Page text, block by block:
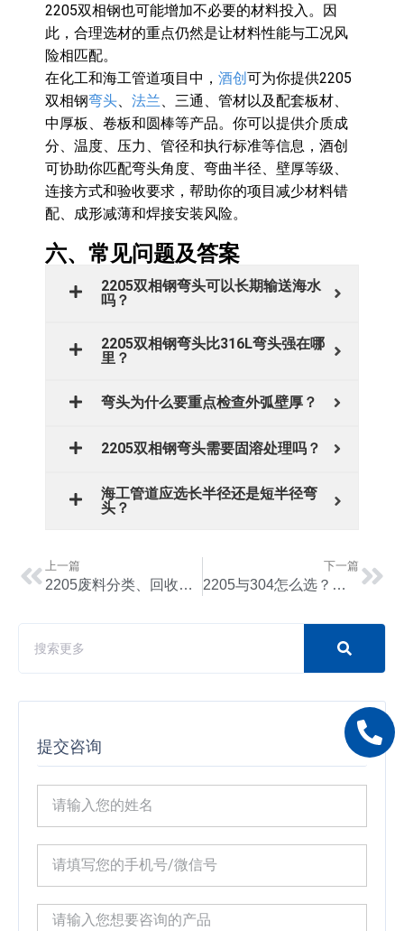
2205双相钢也可能增加不必要的材料投入。因
此，合理选材的重点仍然是让材料性能与工况风
险相匹配。
在化工和海工管道项目中， 酒创可为你提供2205
双相钢弯头 法兰 、三通、管材以及配套板材、
中厚板、卷板和圆棒等产品。你可以提供介质成
分、温度、压力、管径和执行标准等信息，酒创
可协助你匹配弯头角度、弯曲半径、壁厚等级、
连接方式和验收要求，帮助你的项目减少材料错
配、成形减薄和焊接安装风险。
六、常见问题及答案
2205双相钢弯头可以长期输送海水
吗？
2205双相钢弯头比316L弯头强在哪
里？
弯头为什么要重点检查外弧壁厚？
2205双相钢弯头需要固溶处理吗？
海工管道应选长半径还是短半径弯
头？
上一篇
2205废料分类、回收标准与计价方式解析
下一篇
2205与304怎么选？工况、成本与寿命对比
提交咨询